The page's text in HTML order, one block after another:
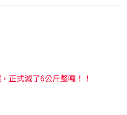
正式減了6公斤整囉！！